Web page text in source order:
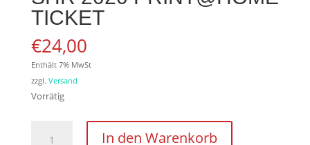
TICKET
€24,00
Enthält 7% MwSt
zzgl. Versand
Vorrätig
In den Warenkorb